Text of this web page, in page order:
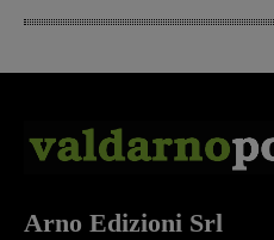
Arno Edizioni Srl